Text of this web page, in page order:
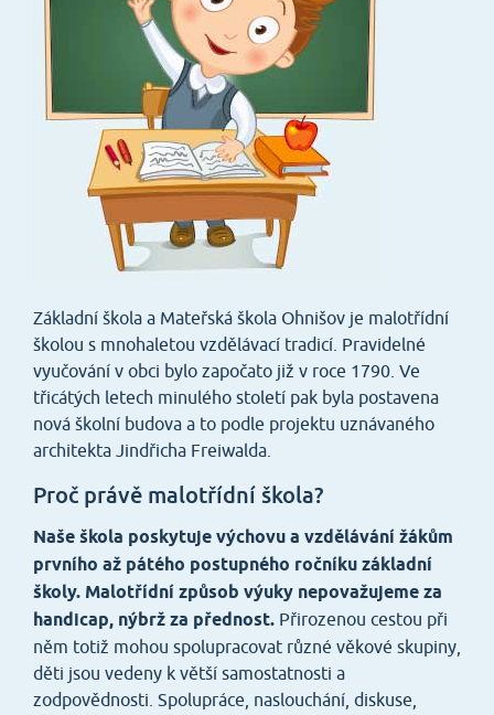
Základní škola a Mateřská škola Ohnišov je malotřídní
školou s mnohaletou vzdělávací tradicí. Pravidelné
vyučování v obci bylo započato již v roce 1790. Ve
třicátých letech minulého století pak byla postavena
nová školní budova a to podle projektu uznávaného
architekta Jindřicha Freiwalda.
Proč právě malotřídní škola?
Naše škola poskytuje výchovu a vzdělávání žákům
prvního až pátého postupného ročníku základní
školy. Malotřídní způsob výuky nepovažujeme za
handicap, nýbrž za přednost. Přirozenou cestou při
něm totiž mohou spolupracovat různé věkové skupiny,
děti jsou vedeny k větší samostatnosti a
zodpovědnosti. Spolupráce, naslouchání, diskuse,